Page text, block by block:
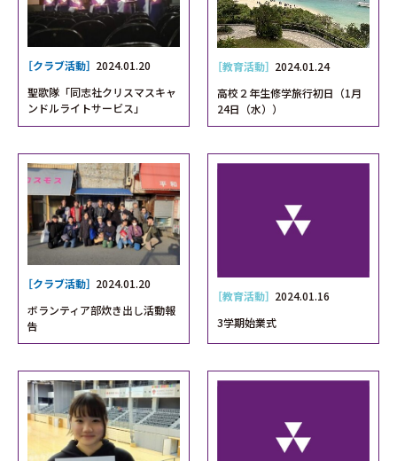
［クラブ活動］ 2024.01.20
聖歌隊「同志社クリスマスキャ
ンドルライトサービス」
［教育活動］ 2024.01.24
高校２年生修学旅行初日（1月
24日（水））
［クラブ活動］ 2024.01.20
ボランティア部炊き出し活動報
告
［教育活動］ 2024.01.16
3学期始業式